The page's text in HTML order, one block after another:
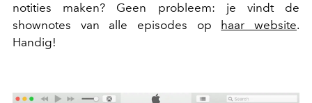
notities maken? Geen probleem: je vindt de
shownotes van alle episodes op haar website.
Handig!